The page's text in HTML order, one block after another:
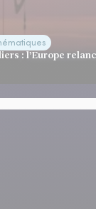
: l’Europe